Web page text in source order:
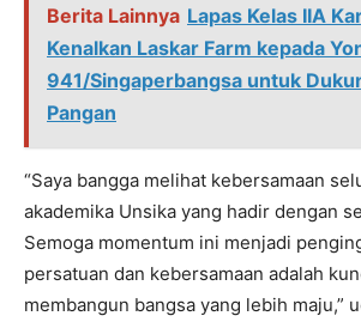
Berita Lainnya Lapas Kelas IIA
Kenalkan Laskar Farm kepada
941/Singaperbangsa untuk
Pangan
“Saya bangga melihat kebersamaan
akademika Unsika yang hadir dengan
Semoga momentum ini menjadi
persatuan dan kebersamaan adalah
membangun bangsa yang lebih maju,”